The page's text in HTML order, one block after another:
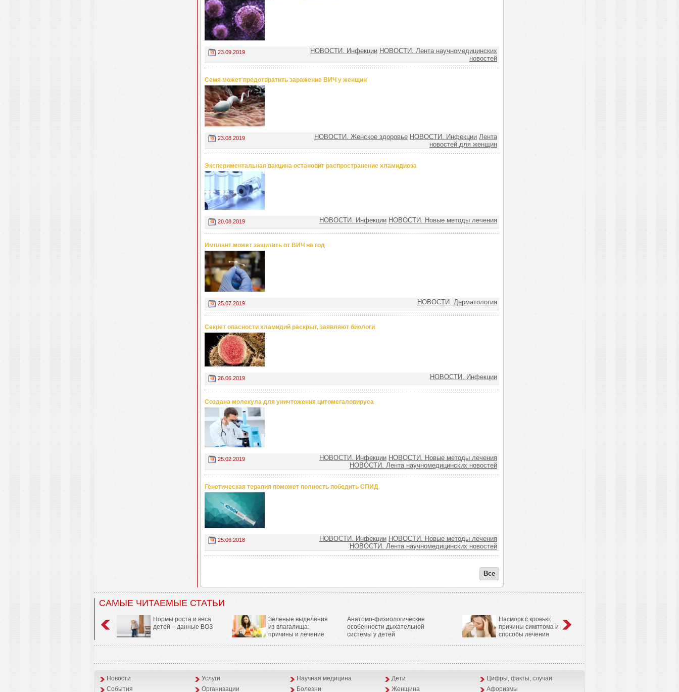
23.09.2019 НОВОСТИ. Инфекции НОВОСТИ. Лента научномедицинских
новостей
Семя может предотвратить заражение ВИЧ у женщин
23.08.2019 НОВОСТИ. Женское здоровье НОВОСТИ. Инфекции Лента
новостей для женщин
Экспериментальная вакцина остановит распространение хламидиоза
20.08.2019 НОВОСТИ. Инфекции НОВОСТИ. Новые методы лечения
Имплант может защитить от ВИЧ на год
25.07.2019 НОВОСТИ. Дерматология
Секрет опасности хламидий раскрыт, заявляют биологи
26.06.2019 НОВОСТИ. Инфекции
Создана молекула для уничтожения цитомегаловируса
25.02.2019 НОВОСТИ. Инфекции НОВОСТИ. Новые методы лечения
НОВОСТИ. Лента научномедицинских новостей
Генетическая терапия поможет полность победить СПИД
25.06.2018 НОВОСТИ. Инфекции НОВОСТИ. Новые методы лечения
НОВОСТИ. Лента научномедицинских новостей
Все
САМЫЕ ЧИТАЕМЫЕ СТАТЬИ
Нормы роста и веса
детей – данные ВОЗ
Зеленые выделения
из влагалища:
причины и лечение
Анатомо-физиологические
особенности дыхательной
системы у детей
Насморк с кровью:
причины симптома и
способы лечения
Новости Услуги Научная медицина Дети
Цифры, факты, случаи
События
Организации Болезни Женщина Афоризмы